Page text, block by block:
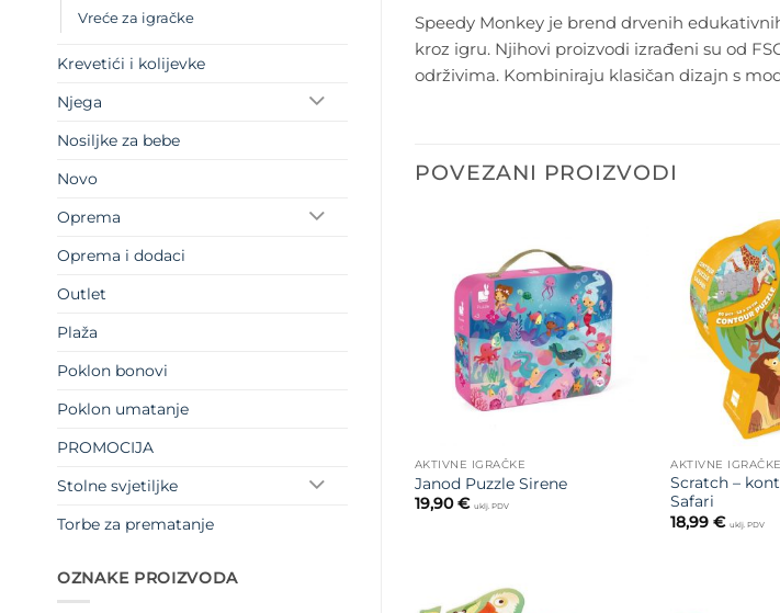
Vreće za igračke
Krevetići i kolijevke
Njega
Nosiljke za bebe
Novo
Oprema
Oprema i dodaci
Outlet
Plaža
Poklon bonovi
Poklon umatanje
PROMOCIJA
Stolne svjetiljke
Torbe za prematanje
OZNAKE PROIZVODA
Speedy Monkey je brend drvenih
kroz igru. Njihovi proizvodi izrađeni su od
održivima. Kombiniraju klasičan dizajn s
POVEZANI PROIZVODI
Dodajte
na listu
želja
AKTIVNE IGRAČKE
Janod Puzzle Sirene
19,90€ uklj. PDV
AKTIVNE IGRAČKE
Scratch –
Safari
18,99€ uklj. PDV